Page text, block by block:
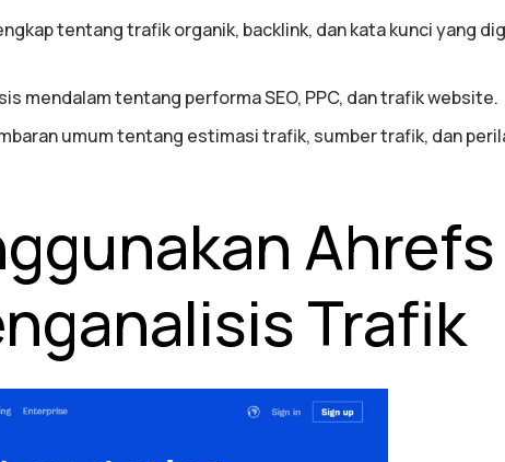
tentang trafik organik, backlink, dan kata kunci yang
mendalam tentang performa SEO, PPC, dan trafik website.
umum tentang estimasi trafik, sumber trafik, dan
Ahrefs
Trafik